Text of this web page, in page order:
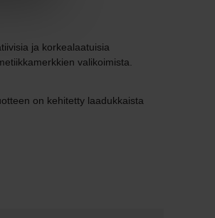
ja korkealaatuisia
valikoimista.
on kehitetty laadukkaista